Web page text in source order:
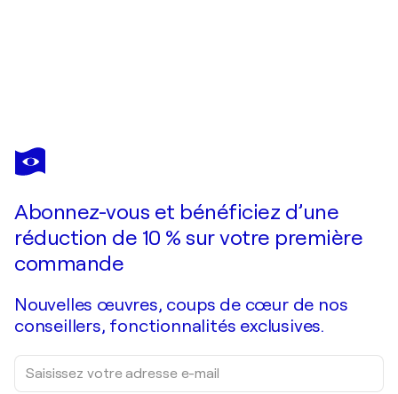
CARLOS PUN
Nikola Tesla Portrait by Carlos Pun
Abonnez-vous et bénéficiez d’une
réduction de 10 % sur votre première
commande
Nouvelles œuvres, coups de cœur de nos
conseillers, fonctionnalités exclusives.